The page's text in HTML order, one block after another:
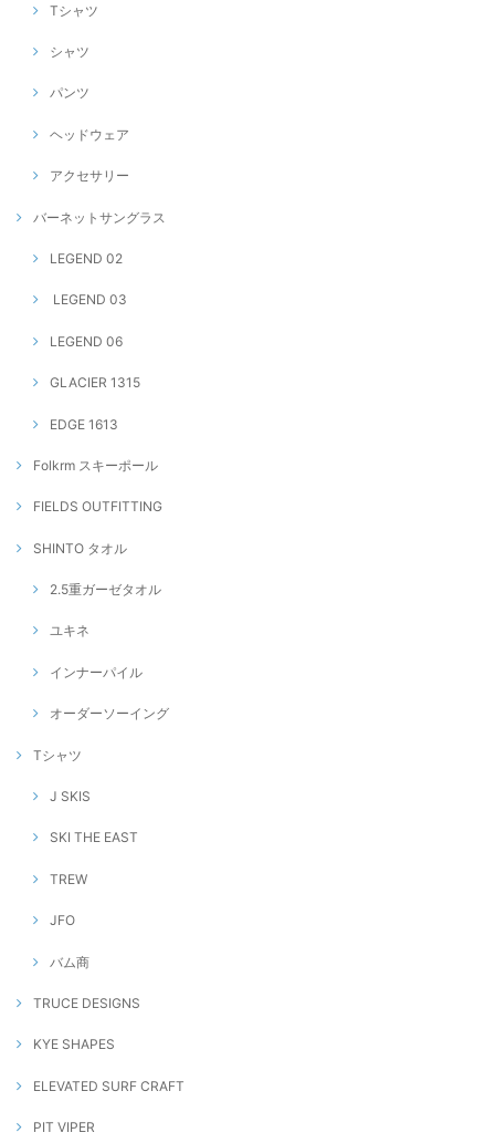
Tシャツ
シャツ
パンツ
ヘッドウェア
アクセサリー
バーネットサングラス
LEGEND 02
LEGEND 03
LEGEND 06
GLACIER 1315
EDGE 1613
Folkrm スキーポール
FIELDS OUTFITTING
SHINTO タオル
2.5重ガーゼタオル
ユキネ
インナーパイル
オーダーソーイング
Tシャツ
J SKIS
SKI THE EAST
TREW
JFO
バム商
TRUCE DESIGNS
KYE SHAPES
ELEVATED SURF CRAFT
PIT VIPER